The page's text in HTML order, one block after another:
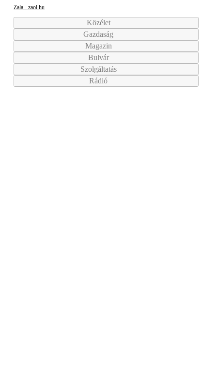
Zala - zaol.hu
Közélet
Gazdaság
Magazin
Bulvár
Szolgáltatás
Rádió